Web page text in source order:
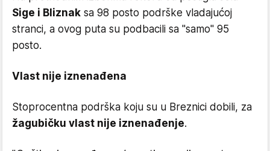
Sige i Bliznak sa 98 posto podrške vladajućoj
stranci, a ovog puta su podbacili sa "samo" 95
posto.
Vlast nije iznenađena
Stoprocentna podrška koju su u Breznici dobili, za
žagubičku vlast nije iznenađenje.